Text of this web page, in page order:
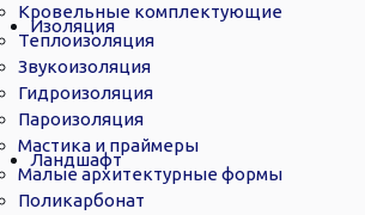
Кровельные комплектующие
Изоляция
Теплоизоляция
Звукоизоляция
Гидроизоляция
Пароизоляция
Мастика и праймеры
Ландшафт
Малые архитектурные формы
Поликарбонат